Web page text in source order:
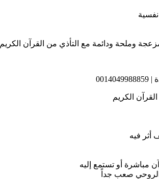
وملحة ودائمة مع التأذي من القرآن الكريم
الكريم
فيه
مباشرة أو تستمع إليه
صعب جداً